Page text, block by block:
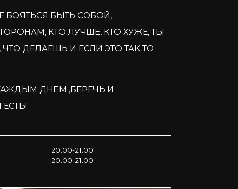
БОЯТЬСЯ БЫТЬ СОБОЙ,
КТО ЛУЧШЕ, КТО ХУЖЕ, ТЫ
ДЕЛАЕШЬ И ЕСЛИ ЭТО ТАК ТО
ДНЁМ ,БЕРЕЧЬ И
20.00-21.00
20.00-21.00